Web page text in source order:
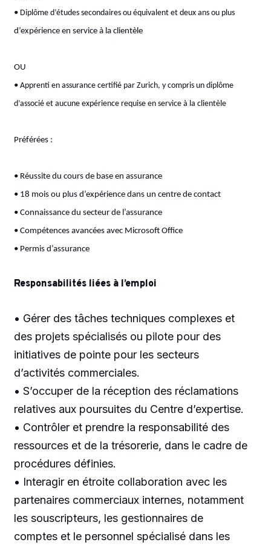
• Diplôme d’études secondaires ou équivalent et deux ans ou plus
d’expérience en service à la clientèle
OU
• Apprenti en assurance certifié par Zurich, y compris un diplôme
d’associé et aucune expérience requise en service à la clientèle
Préférées :
• Réussite du cours de base en assurance
• 18 mois ou plus d’expérience dans un centre de contact
• Connaissance du secteur de l’assurance
• Compétences avancées avec Microsoft Office
• Permis d’assurance
Responsabilités liées à l’emploi
• Gérer des tâches techniques complexes et
des projets spécialisés ou pilote pour des
initiatives de pointe pour les secteurs
d’activités commerciales.
• S’occuper de la réception des réclamations
relatives aux poursuites du Centre d’expertise.
• Contrôler et prendre la responsabilité des
ressources et de la trésorerie, dans le cadre de
procédures définies.
• Interagir en étroite collaboration avec les
partenaires commerciaux internes, notamment
les souscripteurs, les gestionnaires de
comptes et le personnel spécialisé dans les